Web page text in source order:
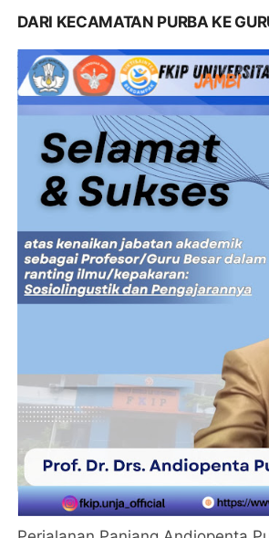
DARI KECAMATAN PURBA KE